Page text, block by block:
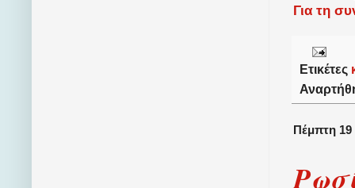
Για τη
Ετικέτες
Πέμπτη 19